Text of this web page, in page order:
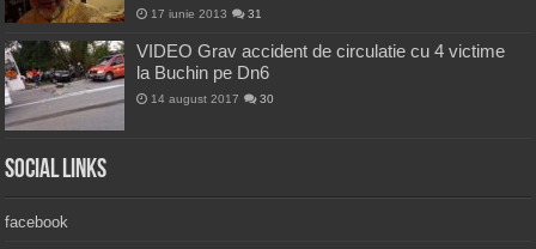
17 iunie 2013 31
VIDEO Grav accident de circulatie cu 4 victime
la Buchin pe Dn6
14 august 2017 30
Social Links
facebook